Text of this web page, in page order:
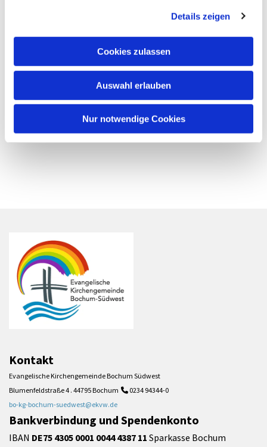
Details zeigen
Cookies zulassen
Auswahl erlauben
Nur notwendige Cookies
Kontakt
Evangelische Kirchengemeinde Bochum Südwest
Blumenfeldstraße 4 . 44795 Bochum  0234 94344-0
bo-kg-bochum-suedwest@ekvw.de
Bankverbindung und Spendenkonto
IBAN DE75 4305 0001 0044 4387 11 Sparkasse Bochum